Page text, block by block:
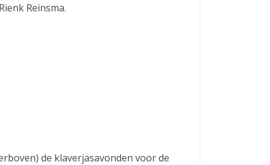
Reinsma.
de klaverjasavonden voor de